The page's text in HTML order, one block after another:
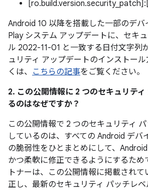
Android 10 以降を搭載した一部のデ
Play システム アップデートに、セキ
ル 2022-11-01 と一致する日付文字列
ュリティ アップデートのインストー
くは、 こちらの記事をご覧ください。
2. この公開情報に 2 つのセキュリテ
るのはなぜですか？
この公開情報で 2 つのセキュリティ
しているのは、すべての Android デバ
の脆弱性をひとまとめにして、
かつ柔軟に修正できるようにするため
トナーは、この公開情報に掲載され
正し、最新のセキュリティ パッチレ